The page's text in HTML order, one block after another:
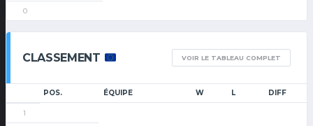
0
CLASSEMENT VOIR LE TABLEAU COMPLET
POS. ÉQUIPE W L DIFF
1